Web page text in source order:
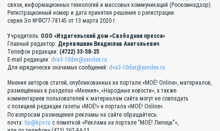
связи, информационных технологий и массовых коммуникаций (Роскомнадзор).
Регистрационный номер и дата принятия решения о регистрации:
серия Эл №ФС77-78145 от 13 марта 2020 г.
Учредитель: ООО «Издательский дом «Свободная пресса»
Главный редактор: Деревяшкин Владислав Анатольевич
Телефон редакции: (4722) 33-58-25
E-mail редакции: dva3-10der@yandex.ru
Для юридически значимых сообщений: dva3-10der@yandex.ru
Мнения авторов статей, опубликованных на портале «МОЁ! Online», материалов,
размещённых в разделах «Мнения», «Народные новости», а также
комментариев пользователей к материалам сайта могут не совпадать
с позицией редакции газеты «МОЁ!» и портала «МОЁ! Online».
По вопросам размещения рекламы на сайте обращайтесь:
почта: lip@kpv.ru с пометкой «Реклама на портале "МОЁ! Липецк"»,